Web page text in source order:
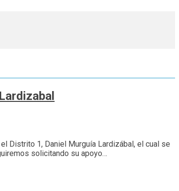
Distrito 1, Daniel Murguía Lardizábal, el cual se
solicitando su apoyo…